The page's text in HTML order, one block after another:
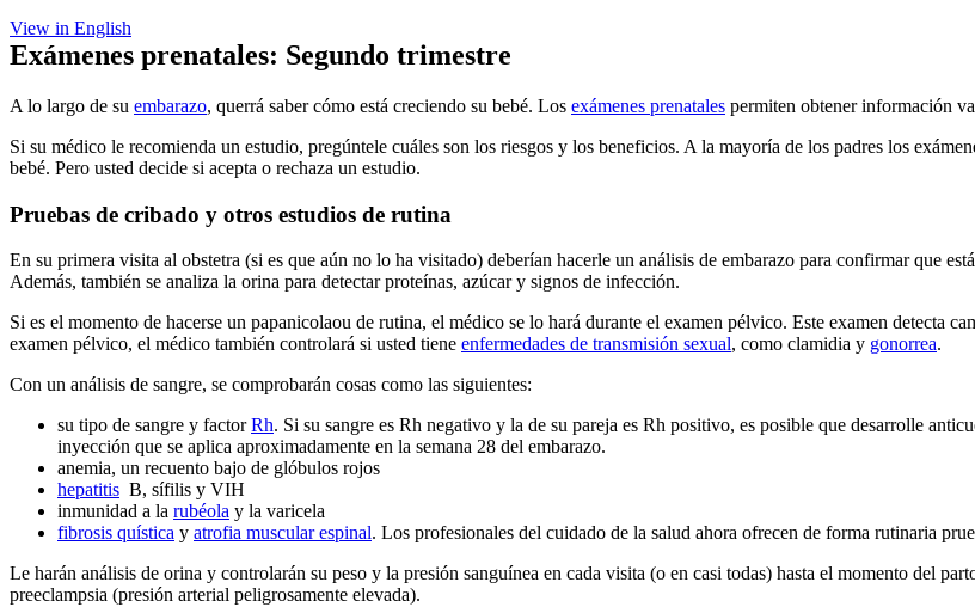
View in English
Exámenes prenatales: Segundo trimestre
A lo largo de su embarazo, querrá saber cómo está creciendo su bebé. Los exámenes prenatales permiten obtener información
Si su médico le recomienda un estudio, pregúntele cuáles son los riesgos y los beneficios. A la mayoría de los padres los
bebé. Pero usted decide si acepta o rechaza un estudio.
Pruebas de cribado y otros estudios de rutina
En su primera visita al obstetra (si es que aún no lo ha visitado) deberían hacerle un análisis de embarazo para confirmar que
Además, también se analiza la orina para detectar proteínas, azúcar y signos de infección.
Si es el momento de hacerse un papanicolaou de rutina, el médico se lo hará durante el examen pélvico. Este examen detecta
examen pélvico, el médico también controlará si usted tiene enfermedades de transmisión sexual, como clamidia y gonorrea.
Con un análisis de sangre, se comprobarán cosas como las siguientes:
su tipo de sangre y factorRh. Si su sangre es Rh negativo y la de su pareja es Rh positivo, es posible que desarrolle
inyección que se aplica aproximadamente en la semana 28 del embarazo.
anemia, un recuento bajo de glóbulos rojos
hepatitis B, sífilis y VIH
inmunidad a la rubéola y la varicela
fibrosis quística y atrofia muscular espinal. Los profesionales del cuidado de la salud ahora ofrecen de forma rutinaria
Le harán análisis de orina y controlarán su peso y la presión sanguínea en cada visita (o en casi todas) hasta el momento del
preeclampsia (presión arterial peligrosamente elevada).